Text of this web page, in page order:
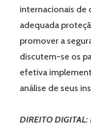
internacionais de
adequada
promover a
discutem-se os
efetiva
análise de seus
DIREITO